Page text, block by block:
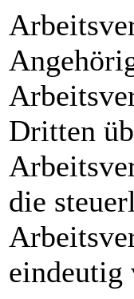
Dritten
die
eindeutig